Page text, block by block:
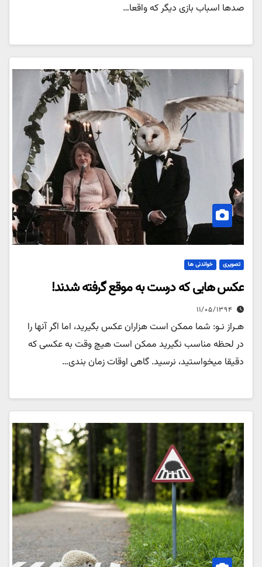
صدها اسباب بازی دیگر که واقعا…
تصویری خواندنی ها
عکس هایی که درست به موقع گرفته شدند!
۱۱/۰۵/۱۳۹۴
هـراز نـو: شما ممکن است هزاران عکس بگیرید، اما اگر آنها را
در لحظه مناسب نگیرید ممکن است هیچ وقت به عکسی که
دقیقا میخواستید، نرسید. گاهی اوقات زمان بندی…